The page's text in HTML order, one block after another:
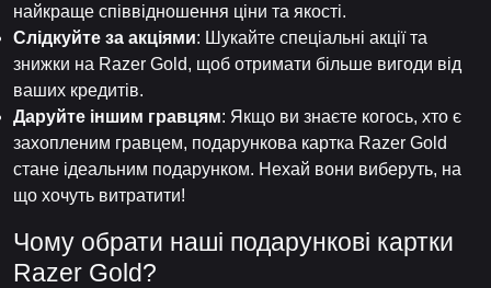
найкраще співвідношення ціни та якості.
Слідкуйте за акціями: Шукайте спеціальні акції та
знижки на Razer Gold, щоб отримати більше вигоди від
ваших кредитів.
Даруйте іншим гравцям: Якщо ви знаєте когось, хто є
захопленим гравцем, подарункова картка Razer Gold
стане ідеальним подарунком. Нехай вони виберуть, на
що хочуть витратити!
Чому обрати наші подарункові картки
Razer Gold?